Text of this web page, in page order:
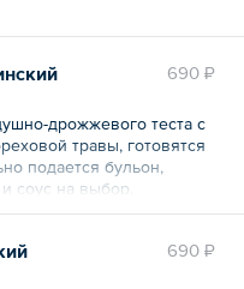
г
690 ₽
дрожжевого теста с
травы, готовятся
подается бульон,
соус на выбор.
690 ₽